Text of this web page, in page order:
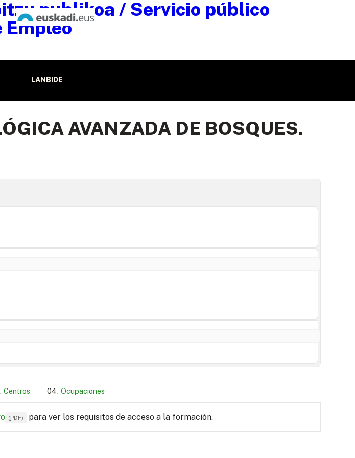
LANBIDE
AVANZADA DE BOSQUES.
Centros Ocupaciones
(PDF) para ver los requisitos de acceso a la formación.